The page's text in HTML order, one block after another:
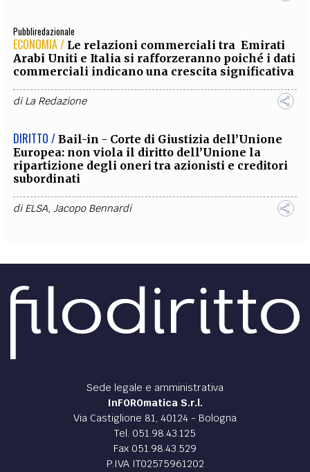
Pubbliredazionale
ECONOMIA / Le relazioni commerciali tra Emirati
Arabi Uniti e Italia si rafforzeranno poiché i dati
commerciali indicano una crescita significativa
diLa Redazione
DIRITTO / Bail-in - Corte di Giustizia dell’Unione
Europea: non viola il diritto dell’Unione la
ripartizione degli oneri tra azionisti e creditori
subordinati
diELSA,Jacopo Bennardi
Sede legale e amministrativa
InFOROmatica S.r.l.
Via Castiglione 81, 40124 - Bologna
Tel. 051.98.43.125
Fax 051.98.43.529
P.IVA IT02575961202